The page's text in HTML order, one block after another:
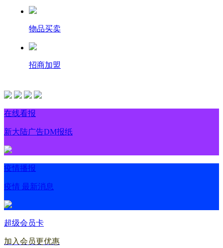
物品买卖
招商加盟
在线看报
新大陆广告DM报纸
疫情播报
疫情 最新消息
超级会员卡
加入会员更优惠